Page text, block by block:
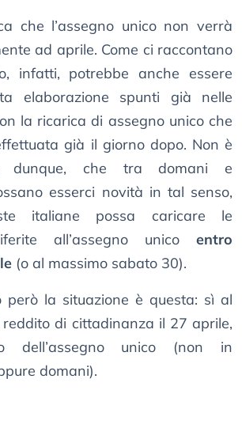
che l’assegno unico non verrà
ad aprile. Come ci raccontano
infatti, potrebbe anche essere
elaborazione spunti già nelle
la ricarica di assegno unico che
già il giorno dopo. Non è
dunque, che tra domani e
esserci novità in tal senso,
italiane possa caricare le
all’assegno unico entro
(o al massimo sabato 30).
però la situazione è questa: sì al
di cittadinanza il 27 aprile,
dell’assegno unico (non in
domani).